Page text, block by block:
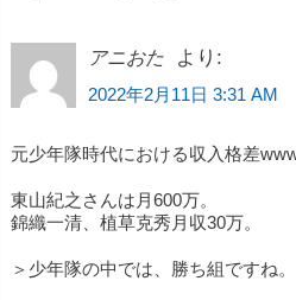
アニおた より:
2022年2月11日 3:31 AM
元少年隊時代における収入格差
東山紀之さんは月600万。
錦織一清、植草克秀月収30万。
＞少年隊の中では、勝ち組ですね。